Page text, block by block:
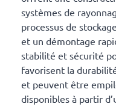
systèmes de
processus de
et un démontage
stabilité et sécurité
favorisent la
et peuvent être
disponibles à partir